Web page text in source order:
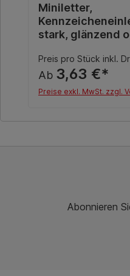
Durchschnittliche
Miniletter,
stark, glänzend
Preis pro Stück inkl.
Ab 3,63 €*
Preise exkl. MwSt. zzgl.
Abonnieren